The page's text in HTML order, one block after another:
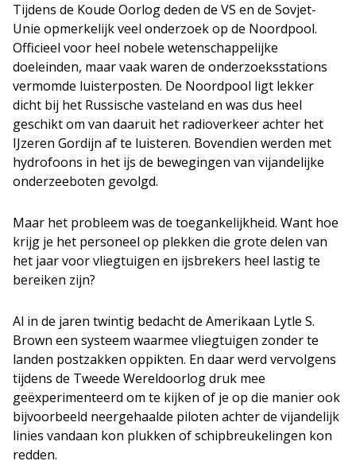
Tijdens de Koude Oorlog deden de VS en de Sovjet-
Unie opmerkelijk veel onderzoek op de Noordpool.
Officieel voor heel nobele wetenschappelijke
doeleinden, maar vaak waren de onderzoeksstations
vermomde luisterposten. De Noordpool ligt lekker
dicht bij het Russische vasteland en was dus heel
geschikt om van daaruit het radioverkeer achter het
IJzeren Gordijn af te luisteren. Bovendien werden met
hydrofoons in het ijs de bewegingen van vijandelijke
onderzeeboten gevolgd.
Maar het probleem was de toegankelijkheid. Want hoe
krijg je het personeel op plekken die grote delen van
het jaar voor vliegtuigen en ijsbrekers heel lastig te
bereiken zijn?
Al in de jaren twintig bedacht de Amerikaan Lytle S.
Brown een systeem waarmee vliegtuigen zonder te
landen postzakken oppikten. En daar werd vervolgens
tijdens de Tweede Wereldoorlog druk mee
geëxperimenteerd om te kijken of je op die manier ook
bijvoorbeeld neergehaalde piloten achter de vijandelijk
linies vandaan kon plukken of schipbreukelingen kon
redden.